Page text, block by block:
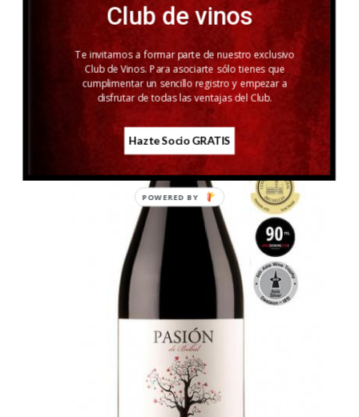
Club de vinos
Te invitamos a formar parte de nuestro exclusivo
Club de Vinos. Para asociarte sólo tienes que
cumplimentar un sencillo registro y empezar a
disfrutar de todas las ventajas del Club.
Hazte Socio GRATIS
POWERED BY